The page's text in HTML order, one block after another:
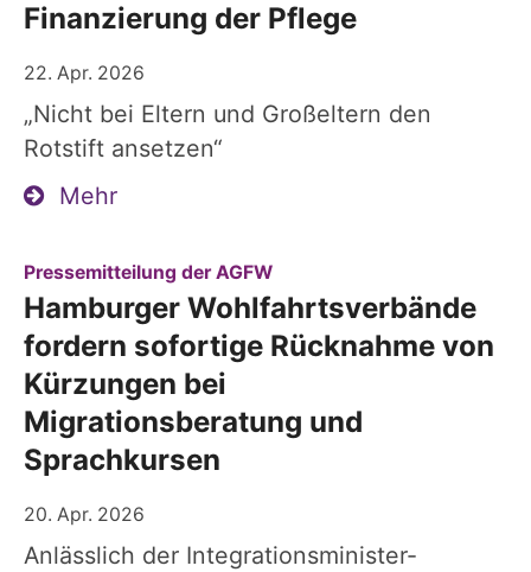
Finanzierung der Pflege
22. Apr. 2026
„Nicht bei Eltern und Großeltern den
Rotstift ansetzen“
Mehr
Pressemitteilung der AGFW:
Hamburger Wohlfahrtsverbände
fordern sofortige Rücknahme von
Kürzungen bei
Migrationsberatung und
Sprachkursen
20. Apr. 2026
Anlässlich der Integrationsminister-